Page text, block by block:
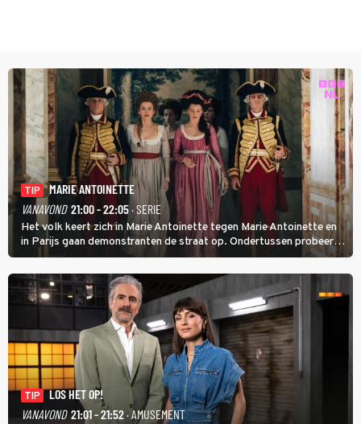
TIP
MARIE ANTOINETTE
VANAVOND 21:00 - 22:05· SERIE
Het volk keert zich in Marie Antoinette tegen Marie Antoinette en
in Parijs gaan demonstranten de straat op. Ondertussen probeert
Marie Antoinette landgoed Saint-Cloud te kopen. Ze wil daar haar
kinderen veilig laten opgroeien.
TIP
LOS HET OP!
VANAVOND 21:01 - 21:52· AMUSEMENT